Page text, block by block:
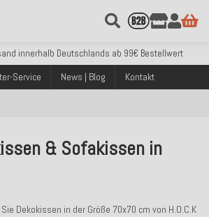
innerhalb Deutschlands ab 99€ Bestellwert
erfolgreich versendete Bestellungen
innerhalb Deutschlands ab 99€ Bestellwert
erfolgreich versendete Bestellungen
mit Klarna, PayPal & Amazon Pay
innerhalb Deutschlands ab 99€ Bestellwert
Service News | Blog Kontakt
& Sofakissen in
Dekokissen in der Größe 70x70 cm von H.O.C.K